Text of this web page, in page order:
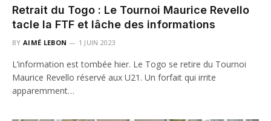
Retrait du Togo : Le Tournoi Maurice Revello
tacle la FTF et lâche des informations
BY AIMÉ LEBON 1 JUIN 2023
L’information est tombée hier. Le Togo se retire du Tournoi
Maurice Revello réservé aux U21. Un forfait qui irrite
apparemment…